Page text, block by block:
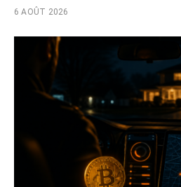
6 AOÛT 2026